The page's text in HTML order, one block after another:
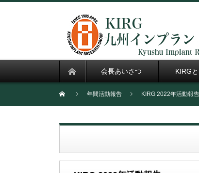
会長あいさつ KIRG
年間活動報告 KIRG 2022年活動報告